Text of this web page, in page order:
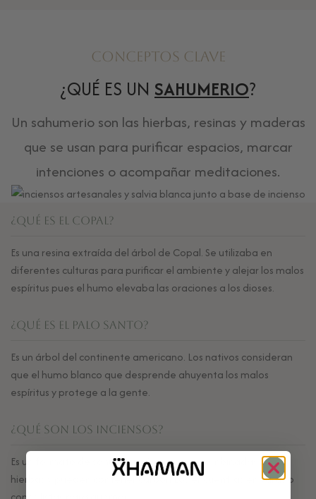
Conceptos Clave
¿QUÉ ES UN SAHUMERIO?
Un sahumerio son las hierbas, resinas y maderas
que se usan para purificar espacios, marcar
intenciones o acompañar meditaciones.
¿Qué es el Copal?
Es una resina extraída del árbol de Copal. Se utilizaba en
diferentes culturas para purificar el ambiente y alejar los malos
espíritus pues el humo elevaba las oraciones a los dioses.
¿Qué es el Palo Santo?
Es un árbol del continente americano. Los nativos consideran
que el humo blanco que desprende ahuyenta los malos
espíritus y protege a la gente.
¿Qué son los Inciensos?
Es un formato de sahumerio. Son resinas combinadas con
hierbas y pueden contener carbón Los encuentras en varas o